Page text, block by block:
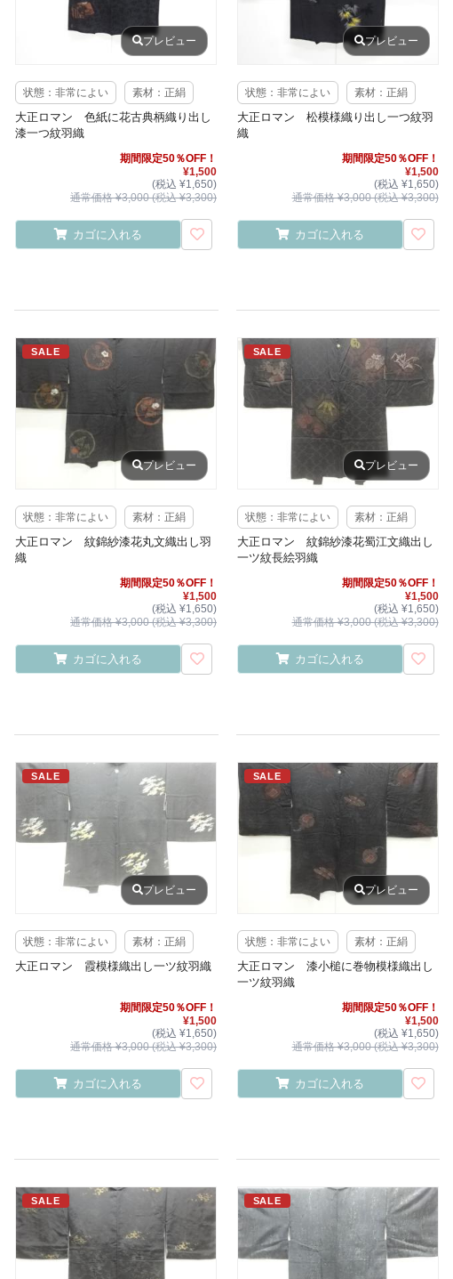
プレビュー
状態：非常によい 素材：正絹
大正ロマン 色紙に花古典柄織り出し
漆一つ紋羽織
期間限定50％OFF！
¥1,500
(税込 ¥1,650)
通常価格 ¥3,000 (税込 ¥3,300)
カゴに入れる
プレビュー
状態：非常によい 素材：正絹
大正ロマン 松模様織り出し一つ紋羽
織
期間限定50％OFF！
¥1,500
(税込 ¥1,650)
通常価格 ¥3,000 (税込 ¥3,300)
カゴに入れる
SALE
プレビュー
状態：非常によい 素材：正絹
大正ロマン 紋錦紗漆花丸文織出し羽
織
期間限定50％OFF！
¥1,500
(税込 ¥1,650)
通常価格 ¥3,000 (税込 ¥3,300)
カゴに入れる
SALE
プレビュー
状態：非常によい 素材：正絹
大正ロマン 紋錦紗漆花蜀江文織出し
一ツ紋長絵羽織
期間限定50％OFF！
¥1,500
(税込 ¥1,650)
通常価格 ¥3,000 (税込 ¥3,300)
カゴに入れる
SALE
プレビュー
状態：非常によい 素材：正絹
大正ロマン 霞模様織出し一ツ紋羽織
期間限定50％OFF！
¥1,500
(税込 ¥1,650)
通常価格 ¥3,000 (税込 ¥3,300)
カゴに入れる
SALE
プレビュー
状態：非常によい 素材：正絹
大正ロマン 漆小槌に巻物模様織出し
一ツ紋羽織
期間限定50％OFF！
¥1,500
(税込 ¥1,650)
通常価格 ¥3,000 (税込 ¥3,300)
カゴに入れる
SALE SALE